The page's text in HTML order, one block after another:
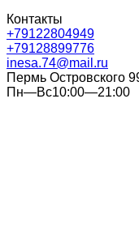
Контакты
+79122804949
+79128899776
inesa.74@mail.ru
Пермь Островского
Пн—Вс10:00—21:00